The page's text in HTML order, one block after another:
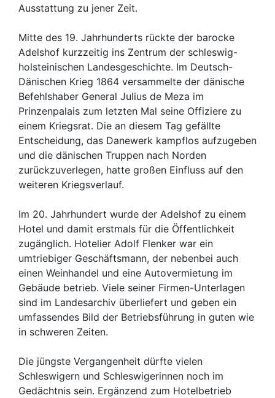
Ausstattung zu jener Zeit.
Mitte des 19. Jahrhunderts rückte der barocke
Adelshof kurzzeitig ins Zentrum der schleswig-
holsteinischen Landesgeschichte. Im Deutsch-
Dänischen Krieg 1864 versammelte der dänische
Befehlshaber General Julius de Meza im
Prinzenpalais zum letzten Mal seine Offiziere zu
einem Kriegsrat. Die an diesem Tag gefällte
Entscheidung, das Danewerk kampflos aufzugeben
und die dänischen Truppen nach Norden
zurückzuverlegen, hatte großen Einfluss auf den
weiteren Kriegsverlauf.
Im 20. Jahrhundert wurde der Adelshof zu einem
Hotel und damit erstmals für die Öffentlichkeit
zugänglich. Hotelier Adolf Flenker war ein
umtriebiger Geschäftsmann, der nebenbei auch
einen Weinhandel und eine Autovermietung im
Gebäude betrieb. Viele seiner Firmen-Unterlagen
sind im Landesarchiv überliefert und geben ein
umfassendes Bild der Betriebsführung in guten wie
in schweren Zeiten.
Die jüngste Vergangenheit dürfte vielen
Schleswigern und Schleswigerinnen noch im
Gedächtnis sein. Ergänzend zum Hotelbetrieb